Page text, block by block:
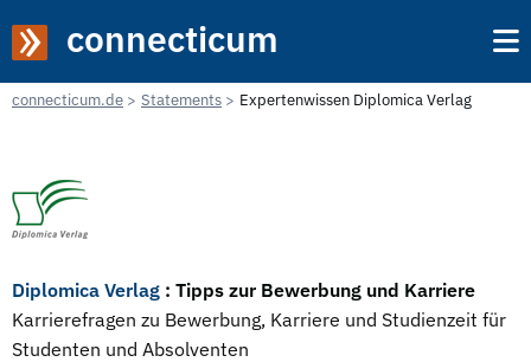
connecticum
connecticum.de Statements Expertenwissen Diplomica Verlag
Diplomica Verlag : Tipps zur Bewerbung und Karriere
Karrierefragen zu Bewerbung, Karriere und Studienzeit für
Studenten und Absolventen